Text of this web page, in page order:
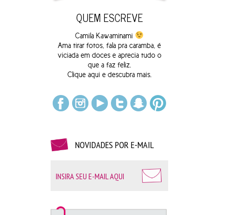
QUEM ESCREVE
Camila Kawaminami
Ama tirar fotos, fala pra caramba, é
viciada em doces e aprecia tudo o
que a faz feliz.
Clique aqui e descubra mais.
NOVIDADES POR E-MAIL